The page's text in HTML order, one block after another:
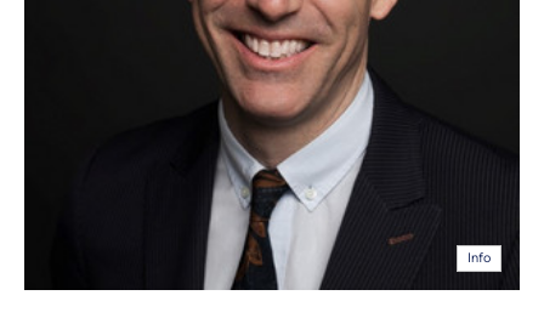
Info